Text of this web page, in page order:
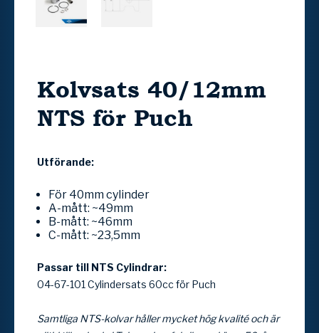
Kolvsats 40/12mm
NTS för Puch
Utförande:
För 40mm cylinder
A-mått: ~49mm
B-mått: ~46mm
C-mått: ~23,5mm
Passar till NTS Cylindrar:
04-67-101 Cylindersats 60cc för Puch
Samtliga NTS-kolvar håller mycket hög kvalité och är